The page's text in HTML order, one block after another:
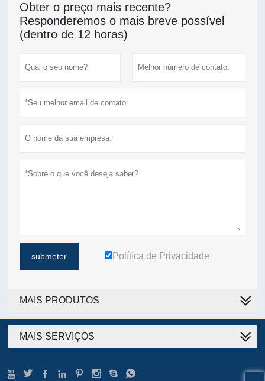
Obter o preço mais recente?
Responderemos o mais breve possível
(dentro de 12 horas)
submeter Política de Privacidade
MAIS PRODUTOS
MAIS SERVIÇOS
       